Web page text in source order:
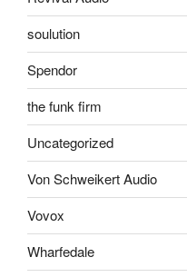
soulution
Spendor
the funk firm
Uncategorized
Von Schweikert Audio
Vovox
Wharfedale